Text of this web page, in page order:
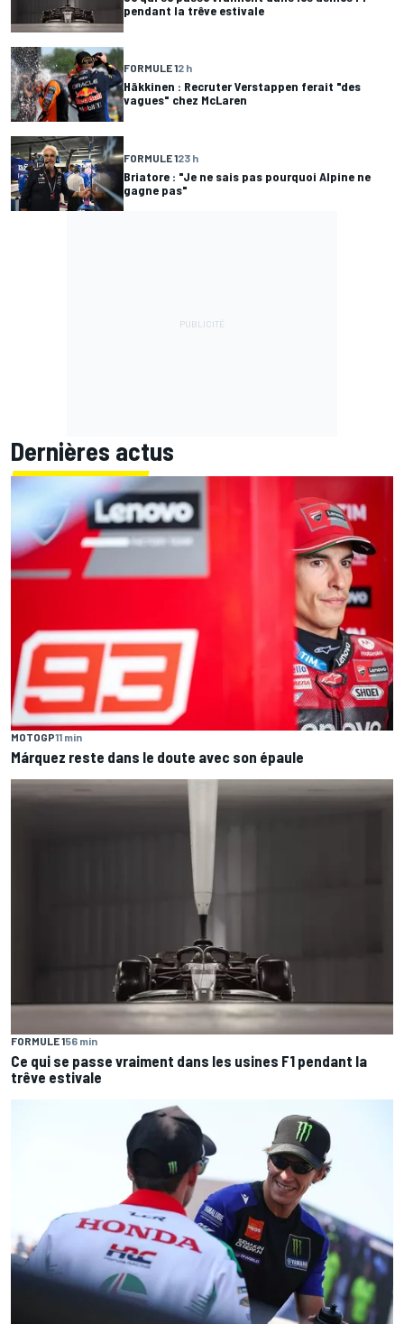
pendant la trêve estivale
FORMULE 12 h
Häkkinen : Recruter Verstappen ferait "des
vagues" chez McLaren
FORMULE 123 h
Briatore : "Je ne sais pas pourquoi Alpine ne
gagne pas"
Dernières actus
MOTOGP11 min
Márquez reste dans le doute avec son épaule
FORMULE 156 min
Ce qui se passe vraiment dans les usines F1 pendant la
trêve estivale